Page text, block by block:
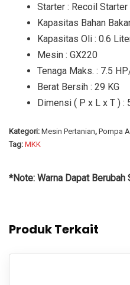
Starter : Recoil Starter
Kapasitas Bahan
Kapasitas Oli : 0.6
Mesin : GX220
Tenaga Maks. : 7.5
Berat Bersih : 29 KG
Dimensi ( P x L x T ) :
Kategori: Mesin Pertanian, Pompa
Tag: MKK
*Note: Warna Dapat
Produk Terkait